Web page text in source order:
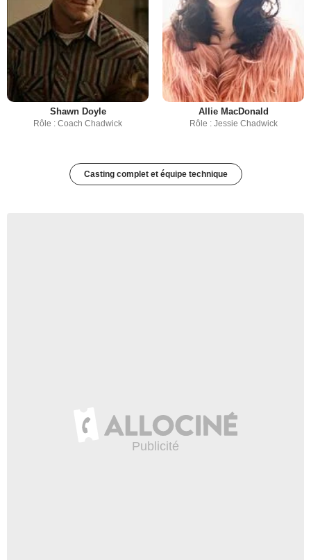
Shawn Doyle
Rôle : Coach Chadwick
Allie MacDonald
Rôle : Jessie Chadwick
Casting complet et équipe technique